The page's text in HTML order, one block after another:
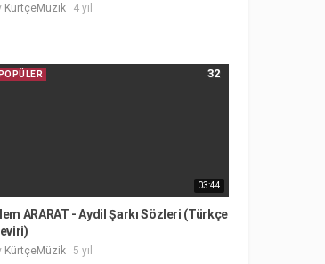
KürtçeMüzik 4 yıl
03:44
32
POPÜLER
ARARAT - Aydil Şarkı Sözleri (Türkçe
KürtçeMüzik 5 yıl